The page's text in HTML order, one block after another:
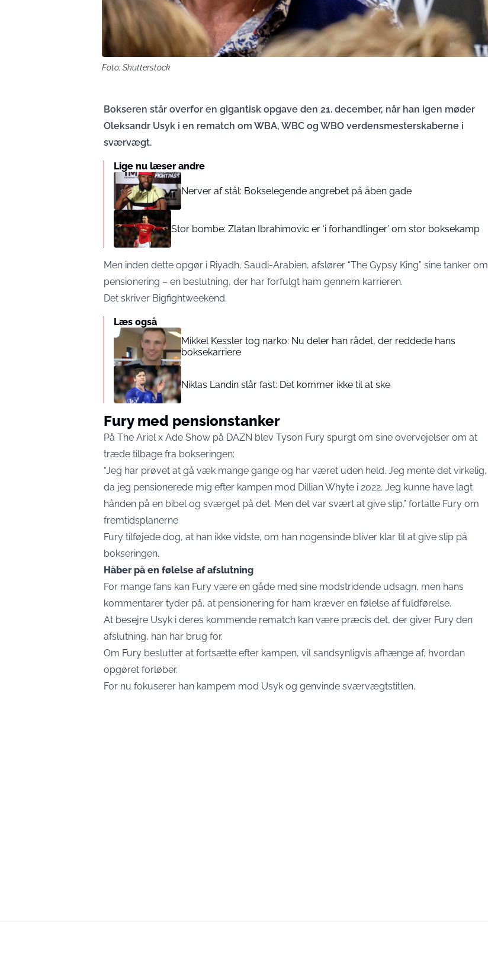
Foto: Shutterstock
Bokseren står overfor en gigantisk opgave den 21. december, når han igen møder
Oleksandr Usyk i en rematch om WBA, WBC og WBO verdensmesterskaberne i
sværvægt.
Lige nu læser andre
Nerver af stål: Bokselegende angrebet på åben gade
Stor bombe: Zlatan Ibrahimovic er ‘i forhandlinger’ om stor boksekamp
Men inden dette opgør i Riyadh, Saudi-Arabien, afslører “The Gypsy King” sine tanker om
pensionering – en beslutning, der har forfulgt ham gennem karrieren.
Det skriver Bigfightweekend.
Læs også
Mikkel Kessler tog narko: Nu deler han rådet, der reddede hans
boksekarriere
Niklas Landin slår fast: Det kommer ikke til at ske
Fury med pensionstanker
På The Ariel x Ade Show på DAZN blev Tyson Fury spurgt om sine overvejelser om at
træde tilbage fra bokseringen:
“Jeg har prøvet at gå væk mange gange og har været uden held. Jeg mente det virkelig,
da jeg pensionerede mig efter kampen mod Dillian Whyte i 2022. Jeg kunne have lagt
hånden på en bibel og sværget på det. Men det var svært at give slip.” fortalte Fury om
fremtidsplanerne
Fury tilføjede dog, at han ikke vidste, om han nogensinde bliver klar til at give slip på
bokseringen.
Håber på en følelse af afslutning
For mange fans kan Fury være en gåde med sine modstridende udsagn, men hans
kommentarer tyder på, at pensionering for ham kræver en følelse af fuldførelse.
At besejre Usyk i deres kommende rematch kan være præcis det, der giver Fury den
afslutning, han har brug for.
Om Fury beslutter at fortsætte efter kampen, vil sandsynligvis afhænge af, hvordan
opgøret forløber.
For nu fokuserer han kampem mod Usyk og genvinde sværvægtstitlen.